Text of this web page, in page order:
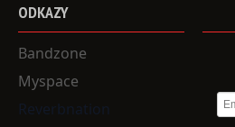
ODKAZY
Bandzone
Myspace
Reverbnation